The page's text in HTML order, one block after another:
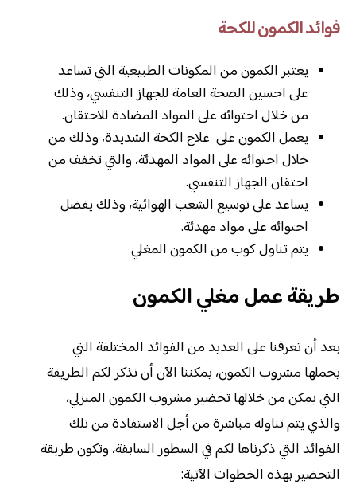
فوائد الكمون للكحة
يعتبر الكمون من المكونات الطبيعية التي تساعد
على احسين الصحة العامة للجهاز التنفسي، وذلك
من خلال احتوائه على المواد المضادة للاحتقان.
يعمل الكمون على علاج الكحة الشديدة، وذلك من
خلال احتوائه على المواد المهدئة، والتي تخفف من
احتقان الجهاز التنفسي.
يساعد على توسيع الشعب الهوائية، وذلك يفضل
احتوائه على مواد مهدئة.
يتم تناول كوب من الكمون المغلي
طريقة عمل مغلي الكمون
بعد أن تعرفنا على العديد من الفوائد المختلفة التي
يحملها مشروب الكمون، يمكننا الآن أن نذكر لكم الطريقة
التي يمكن من خلالها تحضير مشروب الكمون المنزلي،
والذي يتم تناوله مباشرة من أجل الاستفادة من تلك
الفوائد التي ذكرناها لكم في السطور السابقة، وتكون طريقة
التحضير بهذه الخطوات الآتية: